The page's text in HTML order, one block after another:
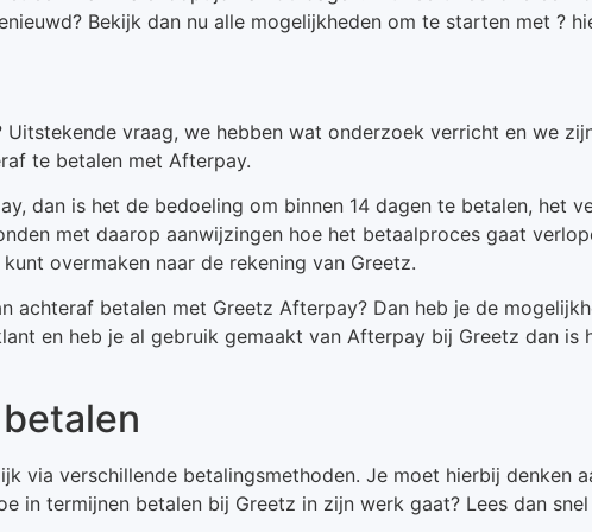
Bekijk dan nu alle mogelijkheden om te starten met ?
Uitstekende vraag, we hebben wat onderzoek verricht en we
te betalen met Afterpay.
dan is het de bedoeling om binnen 14 dagen te betalen, het
met daarop aanwijzingen hoe het betaalproces gaat
overmaken naar de rekening van Greetz.
achteraf betalen met Greetz Afterpay? Dan heb je de
en heb je al gebruik gemaakt van Afterpay bij Greetz dan
via verschillende betalingsmethoden. Je moet hierbij denken
in termijnen betalen bij Greetz in zijn werk gaat? Lees dan